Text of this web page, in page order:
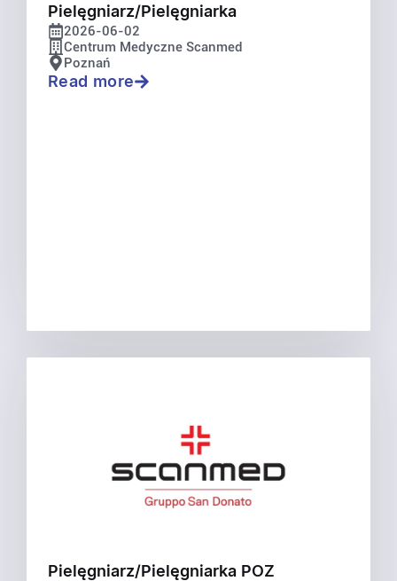
Pielęgniarz/Pielęgniarka
2026-06-02
Centrum Medyczne Scanmed
Poznań
Read more
Pielęgniarz/Pielęgniarka POZ